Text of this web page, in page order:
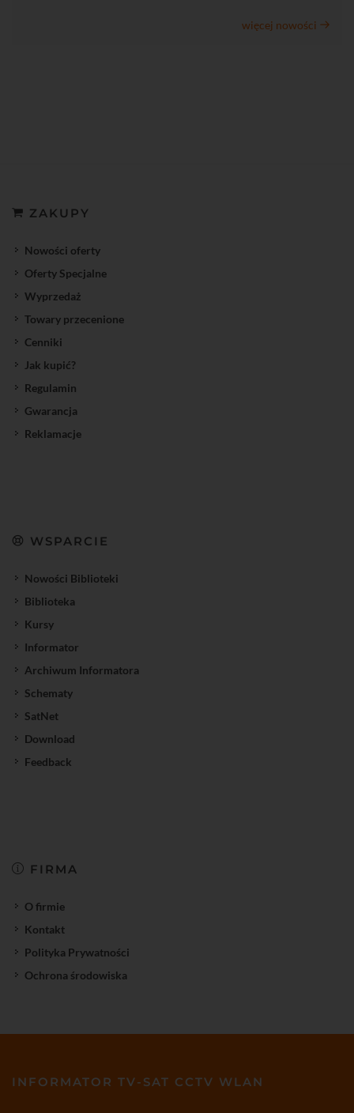
więcej nowości
ZAKUPY
Nowości oferty
Oferty Specjalne
Wyprzedaż
Towary przecenione
Cenniki
Jak kupić?
Regulamin
Gwarancja
Reklamacje
WSPARCIE
Nowości Biblioteki
Biblioteka
Kursy
Informator
Archiwum Informatora
Schematy
SatNet
Download
Feedback
FIRMA
O firmie
Kontakt
Polityka Prywatności
Ochrona środowiska
INFORMATOR TV-SAT CCTV WLAN